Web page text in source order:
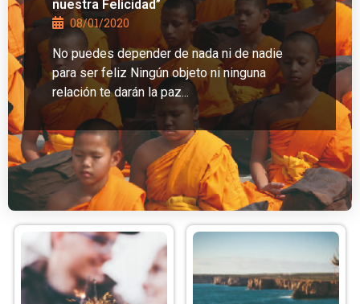
nuestra Felicidad”
08/01/2020
No puedes depender de nada ni de nadie
para ser feliz Ningún objeto ni ninguna
relación te darán la paz...